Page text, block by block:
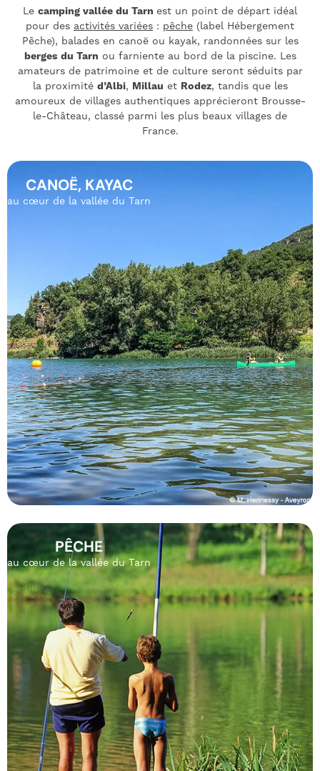
Le camping vallée du Tarn est un point de départ idéal
pour des activités variées : pêche (label Hébergement
Pêche), balades en canoë ou kayak, randonnées sur les
berges du Tarn ou farniente au bord de la piscine. Les
amateurs de patrimoine et de culture seront séduits par
la proximité d’Albi, Millau et Rodez, tandis que les
amoureux de villages authentiques apprécieront Brousse-
le-Château, classé parmi les plus beaux villages de
France.
CANOË, KAYAC
au cœur de la vallée du Tarn
PÊCHE
au cœur de la vallée du Tarn